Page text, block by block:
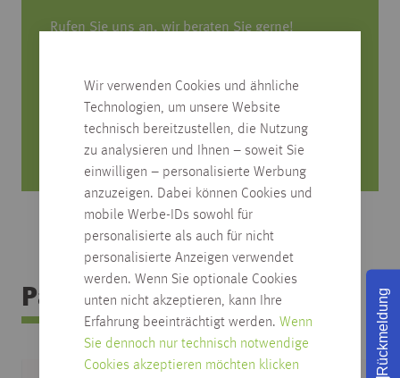
Wir verwenden Cookies und ähnliche
Technologien, um unsere Website
technisch bereitzustellen, die Nutzung
zu analysieren und Ihnen – soweit Sie
einwilligen – personalisierte Werbung
anzuzeigen. Dabei können Cookies und
mobile Werbe-IDs sowohl für
personalisierte als auch für nicht
personalisierte Anzeigen verwendet
werden. Wenn Sie optionale Cookies
unten nicht akzeptieren, kann Ihre
Erfahrung beeinträchtigt werden. Wenn
Sie dennoch nur technisch notwendige
Cookies akzeptieren möchten klicken
Rufen Sie uns an, wir beraten Sie gerne!
produktfrage@habisreutinger.de
Mo. bis Fr. von 8 Uhr bis 18 Uhr
Samstag von 08:30 bis 12:30 Uhr
Passendes Zubehör Rückmeldung